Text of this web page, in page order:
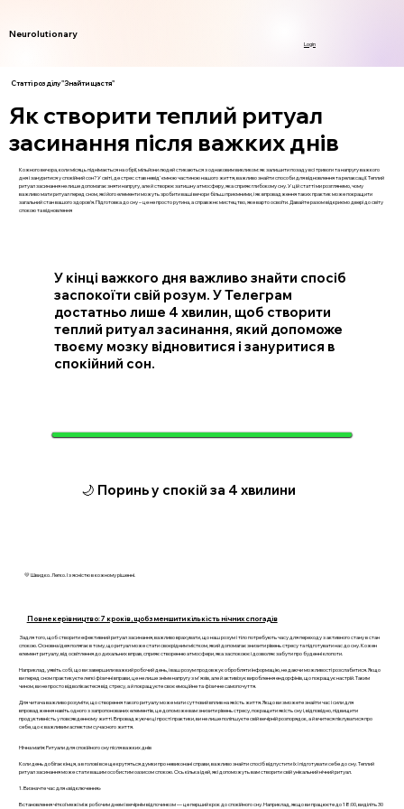
Neurolutionary
Login
Статті розділу "Знайти щастя"
Як створити теплий ритуал
засинання після важких днів
Кожного вечора, коли місяць піднімається на обрії, мільйони людей стикаються з однаковим викликом: як залишити позаду всі тривоги та напругу важкого
дня і зануритися у спокійний сон? У світі, де стрес став невід'ємною частиною нашого життя, важливо знайти способи для відновлення та релаксації. Теплий
ритуал засинання не лише допомагає зняти напругу, але й створює затишну атмосферу, яка сприяє глибокому сну. У цій статті ми розглянемо, чому
важливо мати ритуал перед сном, які його елементи можуть зробити ваші вечори більш приємними, і як впровадження таких практик може покращити
загальний стан вашого здоров’я. Підготовка до сну – це не просто рутина, а справжнє мистецтво, яке варто освоїти. Давайте разом відкриємо двері до світу
спокою та відновлення
У кінці важкого дня важливо знайти спосіб
заспокоїти свій розум. У Телеграм
достатньо лише 4 хвилин, щоб створити
теплий ритуал засинання, який допоможе
твоєму мозку відновитися і зануритися в
спокійний сон.
🌙 Поринь у спокій за 4 хвилини
💛 Швидко. Легко. І з ясністю в кожному рішенні.
Повне керівництво: 7 кроків, щоб зменшити кількість нічних спогадів
Задля того, щоб створити ефективний ритуал засинання, важливо врахувати, що наш розум і тіло потребують часу для переходу з активного стану в стан
спокою. Основна ідея полягає в тому, що ритуал може стати своєрідним містком, який допомагає знизити рівень стресу та підготувати нас до сну. Кожен
елемент ритуалу, від освітлення до дихальних вправ, сприяє створенню атмосфери, яка заспокоює і дозволяє забути про буденні клопоти.
Наприклад, уявіть собі, що ви завершили важкий робочий день, і ваш розум продовжує обробляти інформацію, не даючи можливості розслабитися. Якщо
ви перед сном практикуєте легкі фізичні вправи, це не лише зніме напругу з м'язів, але й активізує вироблення ендорфінів, що покращує настрій. Таким
чином, ви не просто відволікаєтеся від стресу, а й покращуєте своє емоційне та фізичне самопочуття.
Для читача важливо розуміти, що створення такого ритуалу може мати суттєвий вплив на якість життя. Якщо ви зможете знайти час і сили для
впровадження навіть одного з запропонованих елементів, це допоможе вам знизити рівень стресу, покращити якість сну і, відповідно, підвищити
продуктивність у повсякденному житті. Впроваджуючи ці прості практики, ви не лише поліпшуєте свій вечірній розпорядок, а й вчитеся піклуватися про
себе, що є важливим аспектом сучасного життя.
Нічна магія: Ритуали для спокійного сну після важких днів
Коли день добігає кінця, а в голові все ще крутяться думки про невиконані справи, важливо знайти спосіб відпустити їх і підготувати себе до сну. Теплий
ритуал засинання може стати вашим особистим оазисом спокою. Ось кілька ідей, які допоможуть вам створити свій унікальний нічний ритуал.
1. Визначте час для «відключення»
Встановлення чіткої межі між робочим днем і вечірнім відпочинком — це перший крок до спокійного сну. Наприклад, якщо ви працюєте до 18:00, виділіть 30